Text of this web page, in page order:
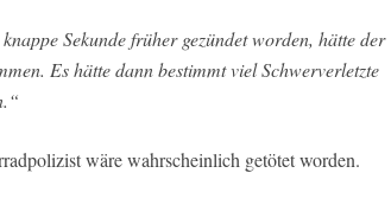
Sekunde früher gezündet worden, hätte der
Es hätte dann bestimmt viel Schwerverletzte
wäre wahrscheinlich getötet worden.